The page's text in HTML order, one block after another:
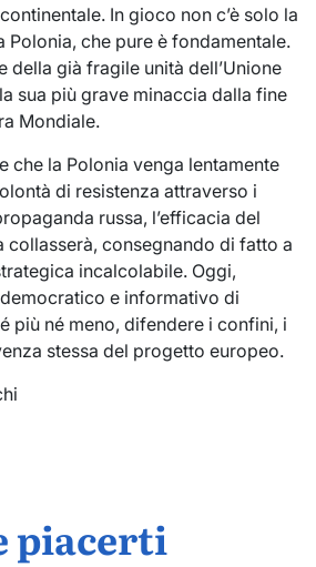
In gioco non c’è solo la
Polonia, che pure è fondamentale.
della già fragile unità dell’Unione
sua più grave minaccia dalla fine
Mondiale.
che la Polonia venga lentamente
di resistenza attraverso i
russa, l’efficacia del
collasserà, consegnando di fatto a
incalcolabile. Oggi,
e informativo di
più né meno, difendere i confini, i
stessa del progetto europeo.
piacerti